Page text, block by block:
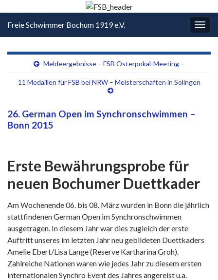
Freie Schwimmer Bochum 1919 e.V.
Meldeergebnisse – FSB Osterpokal-Meeting –
11 Medaillen für FSB bei NRW – Meisterschaften in Solingen
26. German Open im Synchronschwimmen –
Bonn 2015
Erste Bewährungsprobe für
neuen Bochumer Duettkader
Am Wochenende 06. bis 08. März wurden in Bonn die jährlich
stattfindenen German Open im Synchronschwimmen
ausgetragen. In diesem Jahr war dies zugleich der erste
Auftritt unseres im letzten Jahr neu gebildeten Duettkaders
Amelie Ebert/Lisa Lange (Reserve Kartharina Groh).
Zahlreiche Nationen waren wie jedes Jahr zu diesem ersten
internationalen Synchro Event des Jahres angereist u.a.